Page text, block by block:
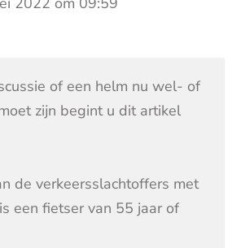
of een helm nu wel- of
zijn begint u dit artikel
de verkeersslachtoffers met
een fietser van 55 jaar of